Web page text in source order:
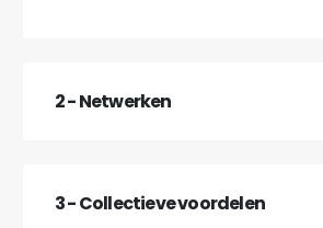
2 - Netwerken
3 - Collectieve voordelen